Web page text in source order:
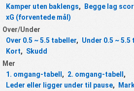
Kamper uten baklengs, Begge lag
xG (forventede mål)
Over/Under
Over 0.5 ~ 5.5 tabeller, Under 0.5 ~ 5.5
Kort, Skudd
Mer
1. omgang-tabell , 2. omgang-tabell ,
Leder eller ligger under til pause,